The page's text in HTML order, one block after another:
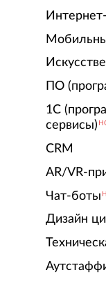
ПО
1С
сервисы)
CRM
AR/VR-
Чат-боты
Дизайн